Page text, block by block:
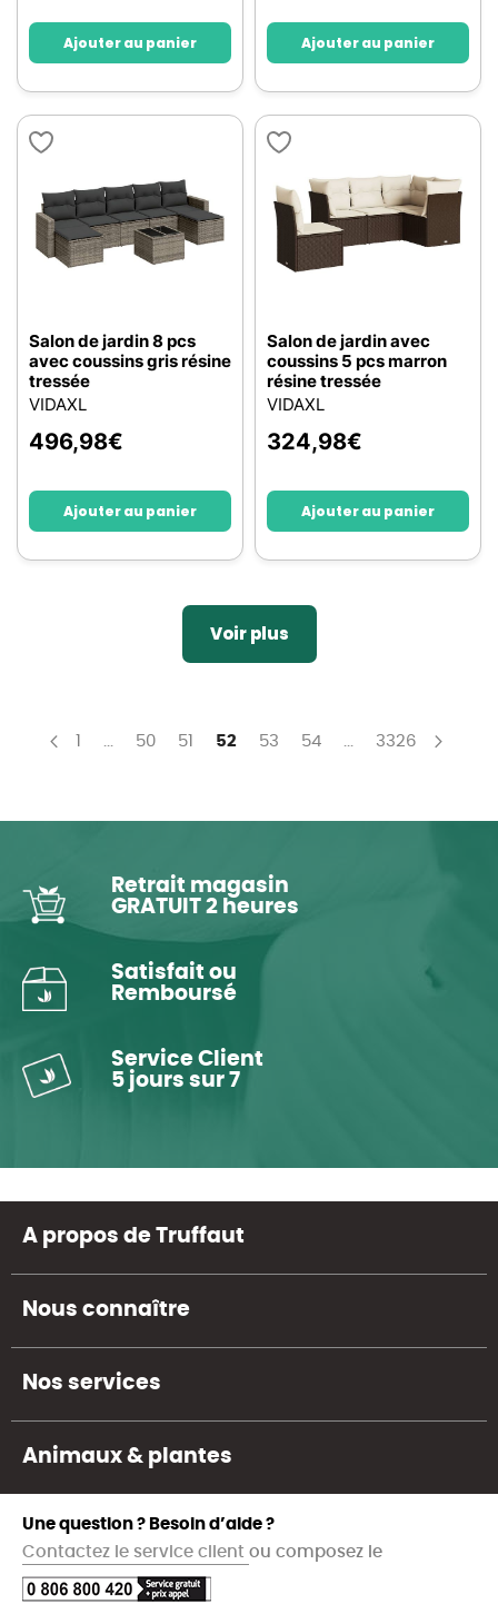
Ajouter au panier Ajouter au panier
Salon de jardin 8 pcs
avec coussins gris résine
tressée
VIDAXL
496,98€
Ajouter au panier
Salon de jardin avec
coussins 5 pcs marron
résine tressée
VIDAXL
324,98€
Ajouter au panier
Voir plus
Précédent
Page... Page
50 Page
51 You're currently reading page
52 Page
53 Page
54 ... Page
3326
Retrait magasin
GRATUIT 2 heures
Satisfait ou
Remboursé
Service Client
5 jours sur 7
A propos de Truffaut
Nous connaître
Nos services
Animaux & plantes
Une question ? Besoin d’aide ?
Contactez le service client ou composez le